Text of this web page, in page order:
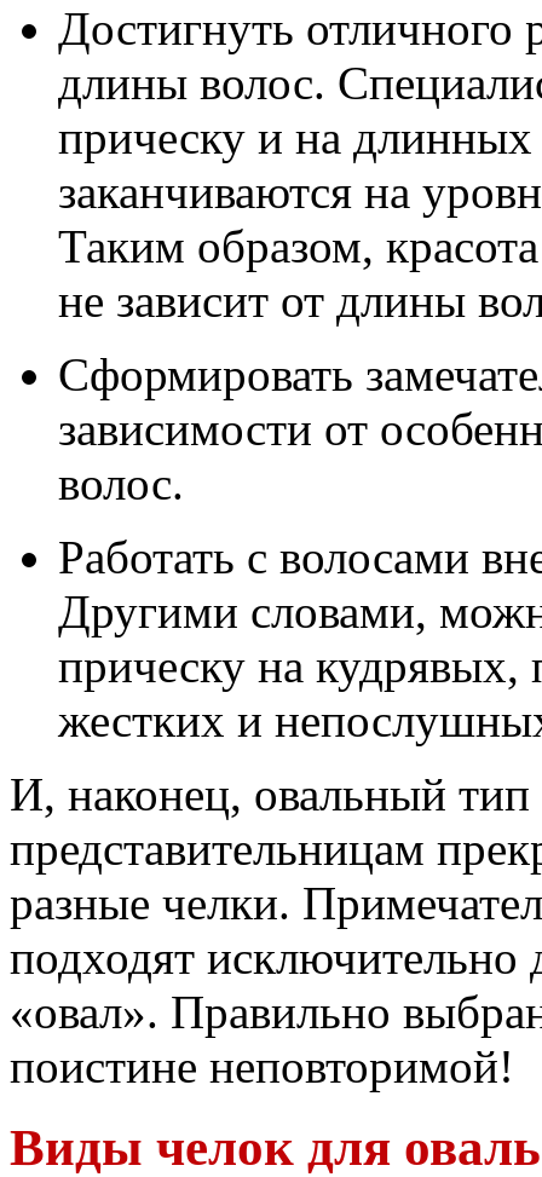
Достигнуть отличного
длины волос.
прическу и на длинных
заканчиваются на
Таким образом,
не зависит от длины
Сформировать
зависимости от
волос.
Работать с волосами
Другими словами,
прическу на
жестких и
И, наконец, овальный тип
представительницам
разные челки.
подходят
«овал». Правильно
поистине неповторимой!
Виды челок для